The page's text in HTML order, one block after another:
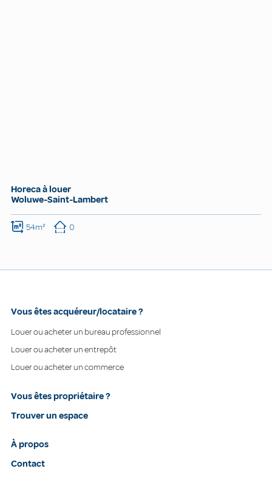
Horeca à louer
Woluwe-Saint-Lambert
54m² 0
Vous êtes acquéreur/locataire ?
Louer ou acheter un bureau professionnel
Louer ou acheter un entrepôt
Louer ou acheter un commerce
Vous êtes propriétaire ?
Trouver un espace
À propos
Contact